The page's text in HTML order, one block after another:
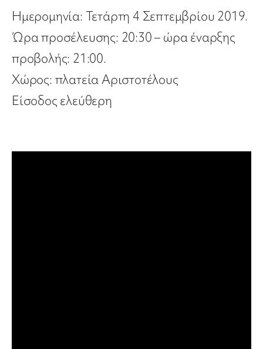
Ημερομηνία: Τετάρτη 4 Σεπτεμβρίου 2019.
Ώρα προσέλευσης: 20:30 – ώρα έναρξης
προβολής: 21:00.
Χώρος: πλατεία Αριστοτέλους
Είσοδος ελεύθερη